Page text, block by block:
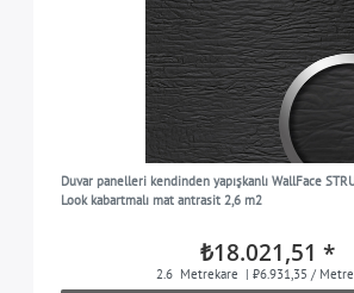
Duvar panelleri kendinden yapışkanlı WallFace
Look kabartmalı mat antrasit 2,6 m2
₺18.021,51 *
2.6 Metrekare | ₺6.931,35 /